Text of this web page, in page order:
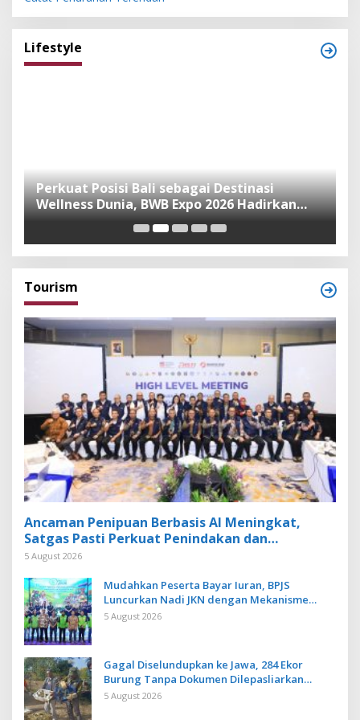
Lifestyle
Perkuat Posisi Bali sebagai Destinasi
Wellness Dunia, BWB Expo 2026 Hadirkan
Exhibitor Nasional dan Global
Tourism
Ancaman Penipuan Berbasis AI Meningkat,
Satgas Pasti Perkuat Penindakan dan
Pengembangan Aplikasi Anti Penipuan
5 August 2026
Mudahkan Peserta Bayar Iuran, BPJS
Luncurkan Nadi JKN dengan Mekanisme
Menabung
5 August 2026
Gagal Diselundupkan ke Jawa, 284 Ekor
Burung Tanpa Dokumen Dilepasliarkan
Cegah Ancaman Penyakit
5 August 2026